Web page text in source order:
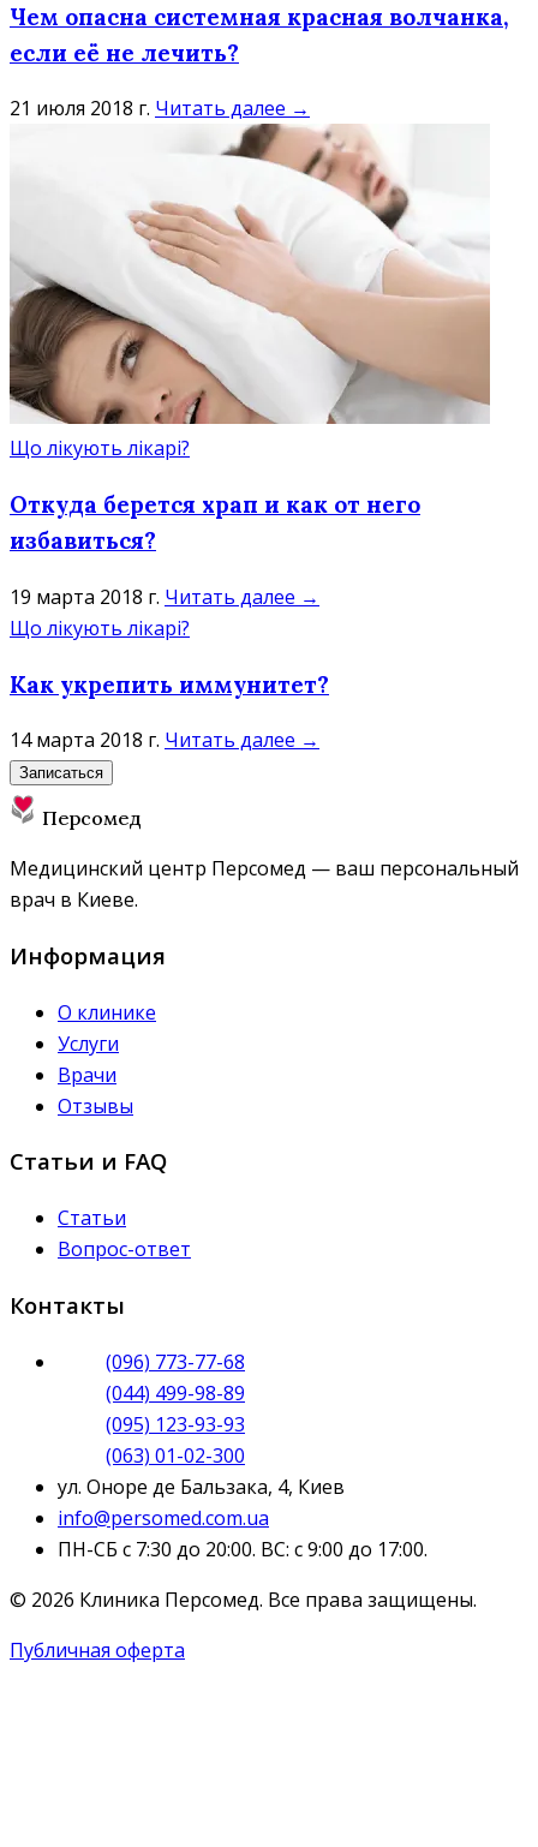
Чем опасна системная красная волчанка,
если её не лечить?
21 июля 2018 г. Читать далее →
Що лікують лікарі?
Откуда берется храп и как от него
избавиться?
19 марта 2018 г. Читать далее →
Що лікують лікарі?
Как укрепить иммунитет?
14 марта 2018 г. Читать далее →
Записаться
Персомед
Медицинский центр Персомед — ваш персональный
врач в Киеве.
Информация
О клинике
Услуги
Врачи
Отзывы
Статьи и FAQ
Статьи
Вопрос-ответ
Контакты
(096) 773-77-68
(044) 499-98-89
(095) 123-93-93
(063) 01-02-300
ул. Оноре де Бальзака, 4, Киев
info@persomed.com.ua
ПН-СБ с 7:30 до 20:00. ВС: с 9:00 до 17:00.
© 2026 Клиника Персомед. Все права защищены.
Публичная оферта